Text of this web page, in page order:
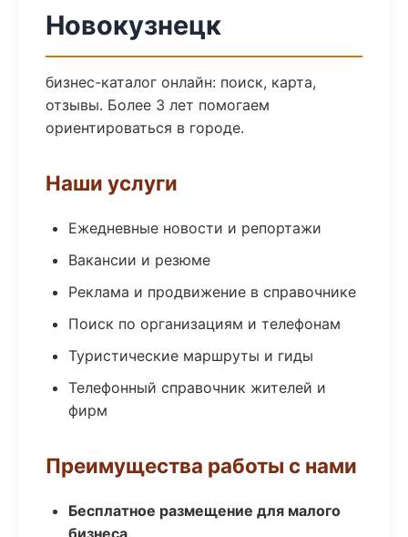
Новокузнецк
бизнес-каталог онлайн: поиск, карта,
отзывы. Более 3 лет помогаем
ориентироваться в городе.
Наши услуги
Ежедневные новости и репортажи
Вакансии и резюме
Реклама и продвижение в справочнике
Поиск по организациям и телефонам
Туристические маршруты и гиды
Телефонный справочник жителей и
фирм
Преимущества работы с нами
Бесплатное размещение для малого
бизнеса